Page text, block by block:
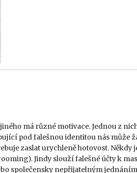
má různé motivace. Jednou z
pod falešnou identitou nás může
zaslat urychleně hotovost. Někdy
Jindy slouží falešné účty k
společensky nepřijatelným